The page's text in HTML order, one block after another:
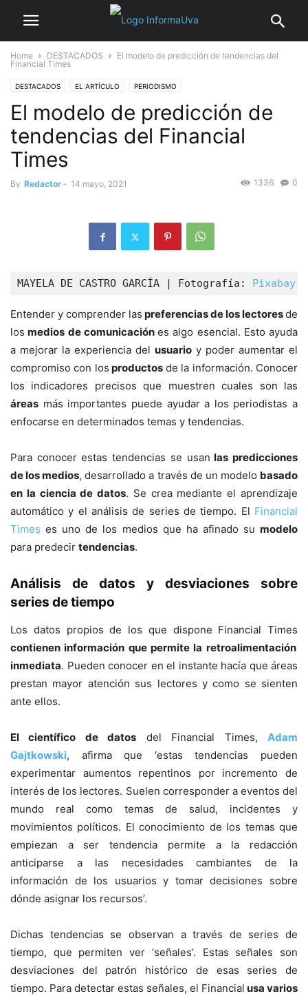
Home DESTACADOS
El modelo de predicción de tendencias del
Financial Times
DESTACADOS EL ARTÍCULO PERIODISMO
El modelo de predicción de
tendencias del Financial
Times
By Redactor - 14 mayo, 2021 0
1336
MAYELA DE CASTRO GARCÍA | Fotografía: Pixabay
Entender y comprender las preferencias de los lectoresde
los medios de comunicación es algo esencial. Esto ayuda
a mejorar la experiencia del usuarioy poder aumentar el
compromiso con los productos de la información. Conocer
los indicadores precisos que muestren cuales son las
áreas más importantes puede ayudar a los periodistas a
enfocarse en determinados temas y tendencias.
Para conocer estas tendencias se usan las predicciones
de los medios, desarrollado a través de un modelo basado
en la ciencia de datos. Se crea mediante el aprendizaje
automático y el análisis de series de tiempo. El Financial
Times es uno de los medios que ha afinado su modelo
para predecir tendencias.
Análisis de datos y desviaciones sobre
series de tiempo
Los datos propios de los que dispone Financial Times
contienen información que permite la retroalimentación
inmediata. Pueden conocer en el instante hacía que áreas
prestan mayor atención sus lectores y como se sienten
ante ellos.
El científico de datos del Financial Times,Adam
Gajtkowski, afirma que ‘estas tendencias pueden
experimentar aumentos repentinos por incremento de
interés de los lectores. Suelen corresponder a eventos del
mundo real como temas de salud, incidentes y
movimientos políticos. El conocimiento de los temas que
empiezan a ser tendencia permite a la redacción
anticiparse a las necesidades cambiantes de la
información de los usuarios y tomar decisiones sobre
dónde asignar los recursos’.
Dichas tendencias se observan a través de series de
tiempo, que permiten ver ‘señales’. Estas señales son
desviaciones del patrón histórico de esas series de
tiempo. Para detectar estas señales, el Financial usa varios